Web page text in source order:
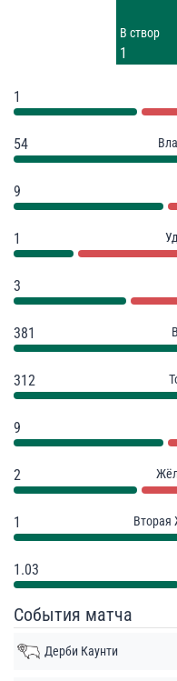
В створ
1
1
54
9
1
3
381
312
9
2
1 Вторая
1.03
События матча
Дерби Каунти